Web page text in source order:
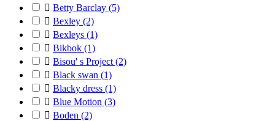
 Betty Barclay (5)
 Bexley (2)
 Bexleys (1)
 Bikbok (1)
 Bisou' s Project (2)
 Black swan (1)
 Blacky dress (1)
 Blue Motion (3)
 Boden (2)